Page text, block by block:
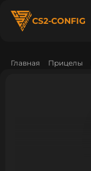
CS2-CONFIG
Главная Прицелы